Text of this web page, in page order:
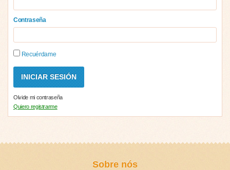
Contraseña
Recuérdame
Olvide mi contraseña
Quiero registrarme
Sobre nós